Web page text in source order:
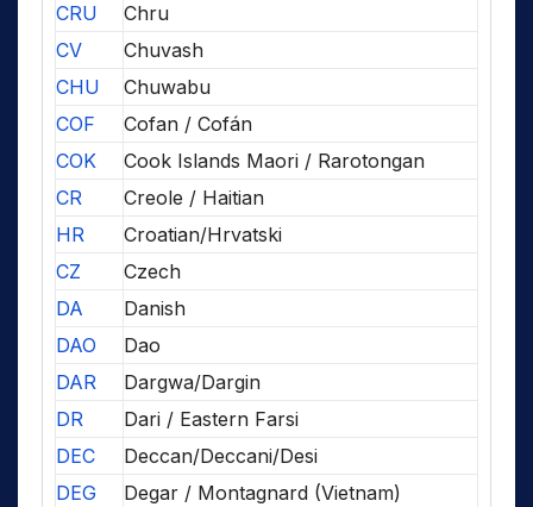
CRU
Chru
CV
Chuvash
CHU
Chuwabu
COF
Cofan / Cofán
COK
Cook Islands Maori / Rarotongan
CR
Creole / Haitian
HR
Croatian/Hrvatski
CZ
Czech
DA
Danish
DAO
Dao
DAR
Dargwa/Dargin
DR
Dari / Eastern Farsi
DEC
Deccan/Deccani/Desi
DEG
Degar / Montagnard (Vietnam)